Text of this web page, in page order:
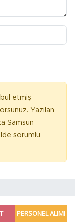
etmiş
Yazılan
Samsun
sorumlu